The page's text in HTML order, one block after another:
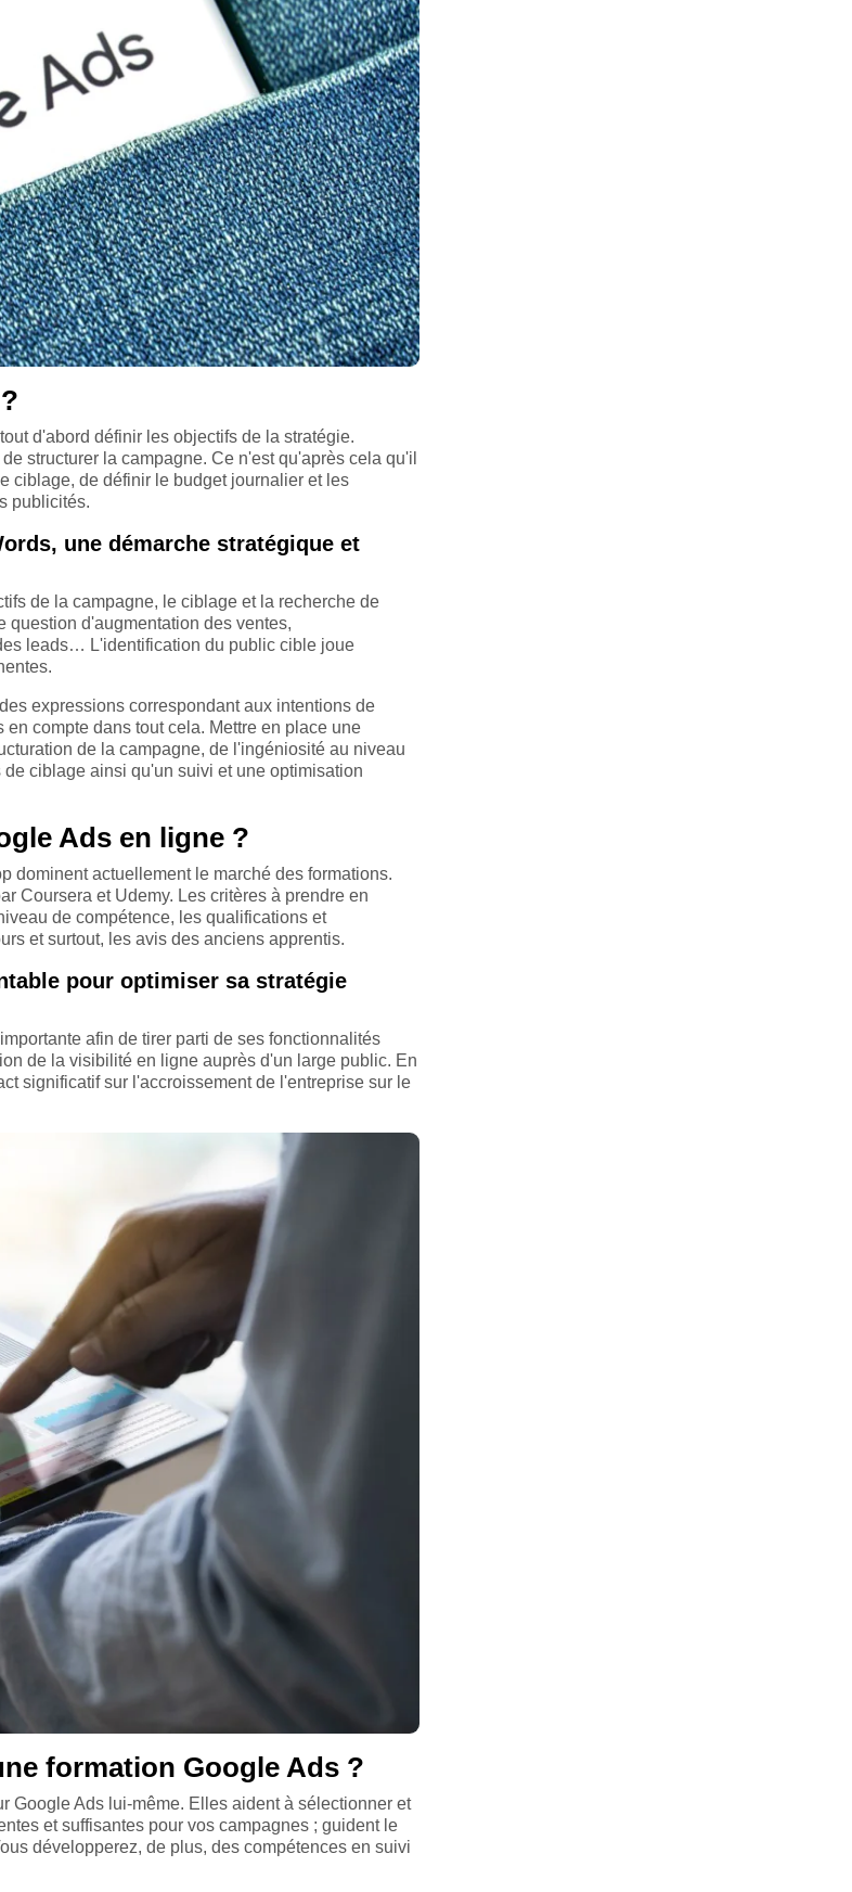
d'abord définir les objectifs de la stratégie.
structurer la campagne. Ce n'est qu'après cela qu'il
ciblage, de définir le budget journalier et les
publicités.
une démarche stratégique et
de la campagne, le ciblage et la recherche de
question d'augmentation des ventes,
leads… L'identification du public cible joue
expressions correspondant aux intentions de
compte dans tout cela. Mettre en place une
de la campagne, de l'ingéniosité au niveau
ciblage ainsi qu'un suivi et une optimisation
Ads en ligne ?
dominent actuellement le marché des formations.
Coursera et Udemy. Les critères à prendre en
de compétence, les qualifications et
et surtout, les avis des anciens apprentis.
pour optimiser sa stratégie
afin de tirer parti de ses fonctionnalités
de la visibilité en ligne auprès d'un large public. En
significatif sur l'accroissement de l'entreprise sur le
formation Google Ads ?
Google Ads lui-même. Elles aident à sélectionner et
et suffisantes pour vos campagnes ; guident le
développerez, de plus, des compétences en suivi